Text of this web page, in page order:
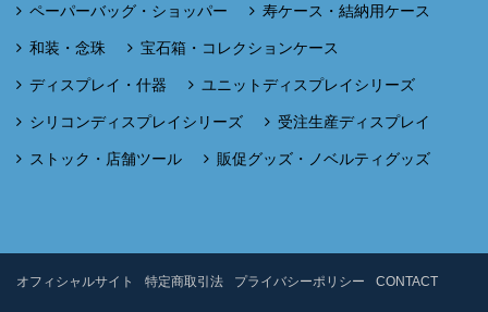
ペーパーバッグ・ショッパー 寿ケース・結納用ケース
和装・念珠 宝石箱・コレクションケース
ディスプレイ・什器 ユニットディスプレイシリーズ
シリコンディスプレイシリーズ 受注生産ディスプレイ
ストック・店舗ツール 販促グッズ・ノベルティグッズ
オフィシャルサイト 特定商取引法 プライバシーポリシー CONTACT